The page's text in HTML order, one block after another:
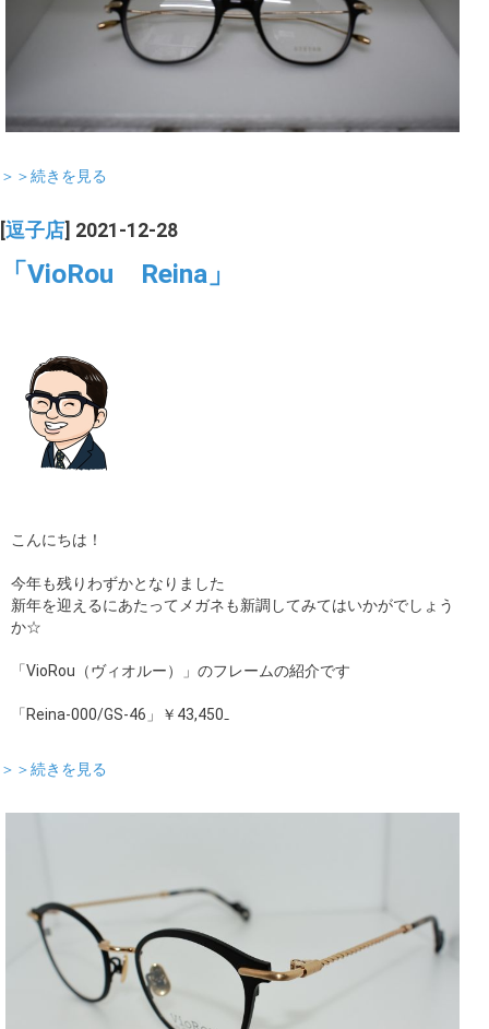
＞＞続きを見る
[逗子店] 2021-12-28
「VioRou Reina」
こんにちは！
今年も残りわずかとなりました
新年を迎えるにあたってメガネも新調してみてはいかがでしょう
か☆
「VioRou（ヴィオルー）」のフレームの紹介です
「Reina-000/GS-46」￥43,450₋
＞＞続きを見る